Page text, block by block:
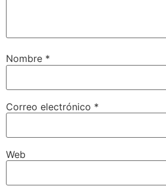
Nombre *
Correo electrónico *
Web